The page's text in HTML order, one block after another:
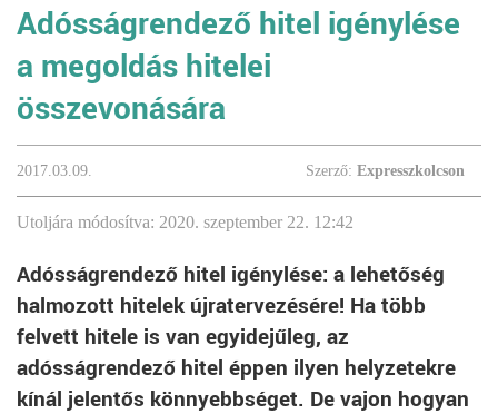
Adósságrendező hitel igénylése
a megoldás hitelei
összevonására
2017.03.09. Szerző: Expresszkolcson
Utoljára módosítva: 2020. szeptember 22. 12:42
Adósságrendező hitel igénylése: a lehetőség
halmozott hitelek újratervezésére! Ha több
felvett hitele is van egyidejűleg, az
adósságrendező hitel éppen ilyen helyzetekre
kínál jelentős könnyebbséget. De vajon hogyan